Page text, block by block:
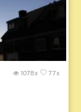
77x
1078x